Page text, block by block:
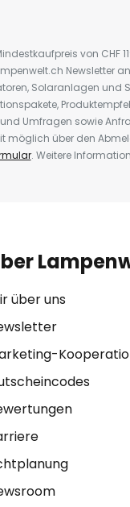
von CHF
Newsletter
Solaranlagen und
Umfragen sowie
möglich über den
. Weitere
über uns